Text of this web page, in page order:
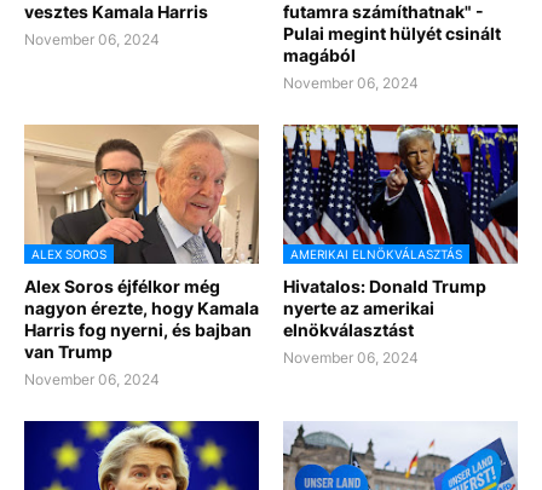
vesztes Kamala Harris
November 06, 2024
futamra számíthatnak" -
Pulai megint hülyét csinált
magából
November 06, 2024
ALEX SOROS
Alex Soros éjfélkor még
nagyon érezte, hogy Kamala
Harris fog nyerni, és bajban
van Trump
November 06, 2024
AMERIKAI ELNÖKVÁLASZTÁS
Hivatalos: Donald Trump
nyerte az amerikai
elnökválasztást
November 06, 2024